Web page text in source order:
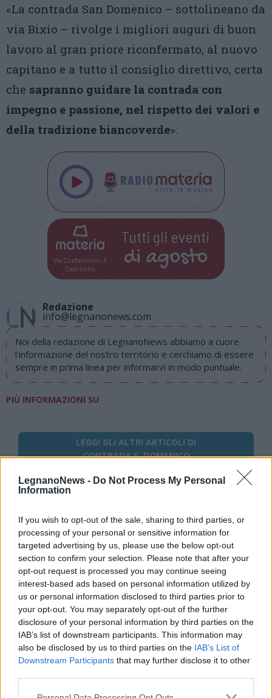
LegnanoNews - Do Not Process My Personal
Information
If you wish to opt-out of the sale, sharing to third parties, or
processing of your personal or sensitive information for
targeted advertising by us, please use the below opt-out
section to confirm your selection. Please note that after your
opt-out request is processed you may continue seeing
interest-based ads based on personal information utilized by
us or personal information disclosed to third parties prior to
your opt-out. You may separately opt-out of the further
disclosure of your personal information by third parties on the
IAB’s list of downstream participants. This information may
also be disclosed by us to third parties on the IAB’s List of
Downstream Participants that may further disclose it to other
«La contrada San Domenico – sottolineano da
via Bixio – rivolge i migliori auguri di buon
lavoro al gran priore riconfermato, al nuovo
capitano e a tutto il consiglio direttivo, certa
che sapranno guidare la contrada con
impegno e passione, nel rispetto dei valori e
della tradizione biancoverde».
Via Confalonieri, 5
Castronno
Tutti gli eventi
di agosto
Redazione
info@legnanonews.com
Noi della redazione di LegnanoNews abbiamo a cuore
l'informazione del nostro territorio e cerchiamo di essere
sempre in prima linea per informarvi in modo puntuale.
PIÙ INFORMAZIONI SU
LEGGI GLI ALTRI ARTICOLI DI
CONTRADA S. DOMENICO
Selezioniamo per te
Il meglio di
Iscriviti alla
newsletter